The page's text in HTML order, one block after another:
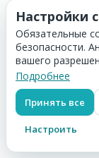
Настройки
Обязательные
безопасности.
вашего
Подробнее
Принять все
Настроить